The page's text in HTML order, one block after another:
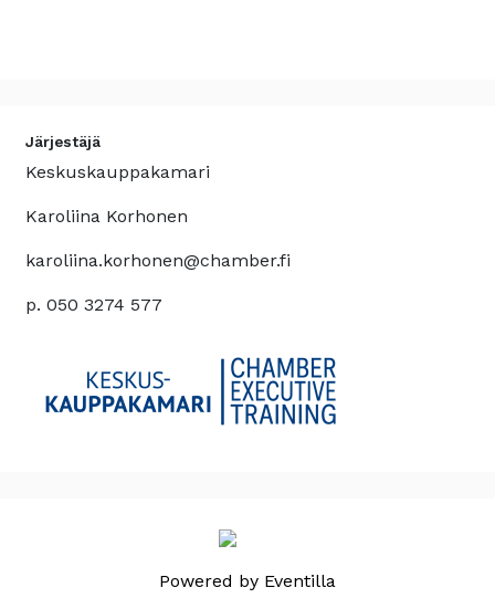
Järjestäjä
Keskuskauppakamari
Karoliina Korhonen
karoliina.korhonen@chamber.fi
p. 050 3274 577
Powered by Eventilla